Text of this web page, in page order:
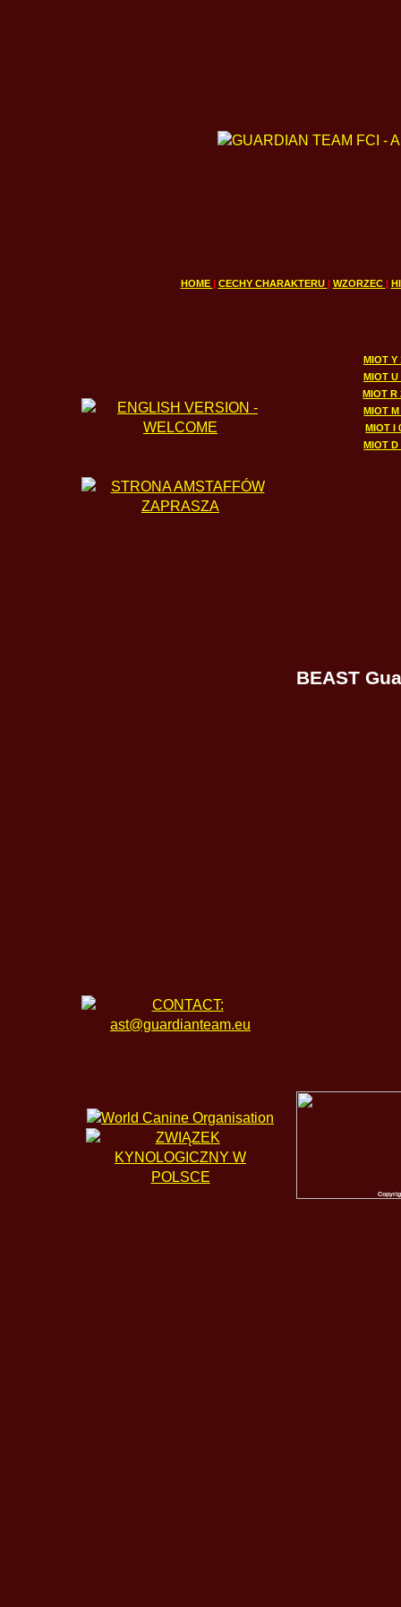
HOME | CECHY CHARAKTERU | WZORZEC |
MIOT Y
MIOT U
MIOT R
MIOT
MIOT I
MIOT D
BEAST